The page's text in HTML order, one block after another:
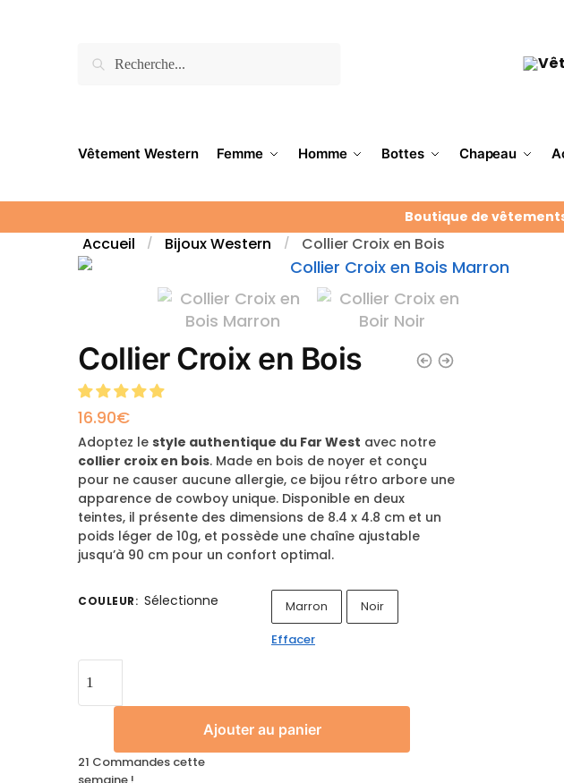
Vêtement Western Femme Homme Bottes Chapeau
Boutique de
Accueil / Bijoux Western / Collier Croix en Bois
Collier Croix en Bois
16.90€
Adoptez lestyle authentique du Far West avec notre
collier croix en bois. Made en bois de noyer et conçu
pour ne causer aucune allergie, ce bijou rétro arbore une
apparence de cowboy unique. Disponible en deux
teintes, il présente des dimensions de 8.4 x 4.8 cm et un
poids léger de 10g, et possède une chaîne ajustable
jusqu’à 90 cm pour un confort optimal.
COULEUR: Sélectionne Marron
Noir
Effacer
Ajouter au panier
21 Commandes cette